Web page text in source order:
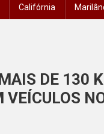
Califórnia
DE 130
VEÍCULOS